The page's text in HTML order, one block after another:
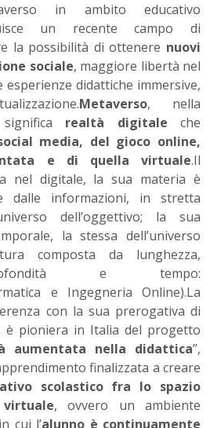
in ambito educativo
un recente campo di
la possibilità di ottenere nuovi
sociale, maggiore li­bertà nel
esperienze didattiche immersive,
Metaverso, nella
realtà digitaleche
media, del gioco online,
e di quella virtuale.Il
nel digitale, la sua materia è
dalle informazioni, in stretta
dell’oggettivo; la sua
la stessa dell’uni­verso
composta da lunghezza,
e tempo:
e Ingegneria Online).La
con la sua prerogativa di
è pioniera in Italia del progetto
aumentata nella didattica”,
finalizzata a creare
scolastico fra lo spa­zio
, ovvero un ambiente
cui l’alunno è continuamente